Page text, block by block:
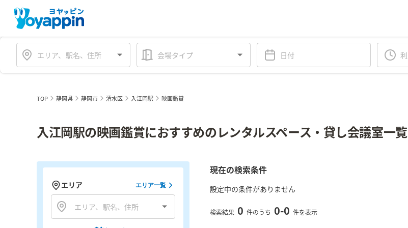
会場タイプ
TOP 静岡県 静岡市 清水区 入江岡駅 映画鑑賞
入江岡駅の映画鑑賞におすすめのレンタルスペース・貸し会議室一覧
現在の検索条件
設定中の条件がありません
検索結果 0 件のうち 0-0 件を表示
エリア エリア一覧